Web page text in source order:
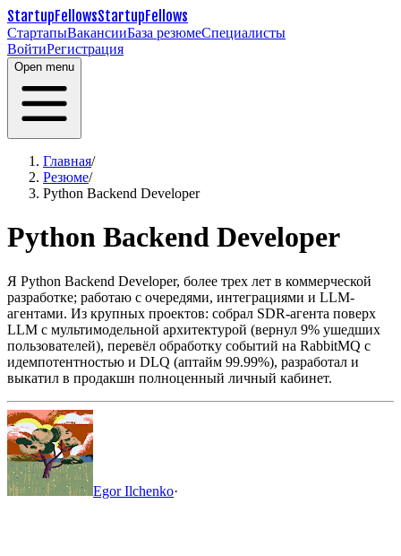
StartupFellowsStartupFellows
СтартапыВакансииБаза резюмеСпециалисты
ВойтиРегистрация
Open menu
Главная/
Резюме/
Python Backend Developer
Python Backend Developer
Я Python Backend Developer, более трех лет в коммерческой
разработке; работаю с очередями, интеграциями и LLM-
агентами. Из крупных проектов: собрал SDR-агента поверх
LLM с мультимодельной архитектурой (вернул 9% ушедших
пользователей), перевёл обработку событий на RabbitMQ с
идемпотентностью и DLQ (аптайм 99.99%), разработал и
выкатил в продакшн полноценный личный кабинет.
Egor Ilchenko·